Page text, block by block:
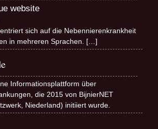
website
sich auf die Nebennierenkrankheit
in mehreren Sprachen. […]
Informationsplattform über
die 2015 von BijnierNET
Niederland) initiiert wurde.